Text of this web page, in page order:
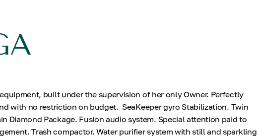
built under the supervision of her only Owner. Perfectly
with no restriction on budget. SeaKeeper gyro Stabilization. Twin
Diamond Package. Fusion audio system. Special attention paid to
Trash compactor. Water purifier system with still and sparkling